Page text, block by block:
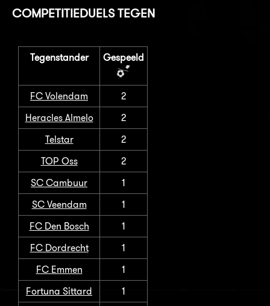
COMPETITIEDUELS TEGEN
Tegenstander Gespeeld
FC Volendam
2
Heracles Almelo
2
Telstar
2
TOP Oss
2
SC Cambuur
1
SC Veendam
1
FC Den Bosch
1
FC Dordrecht
1
FC Emmen
1
Fortuna Sittard
1